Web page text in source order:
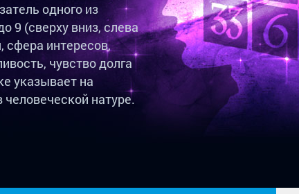
одного из
9 (сверху вниз, слева
сфера интересов,
чувство долга
указывает на
натуре.